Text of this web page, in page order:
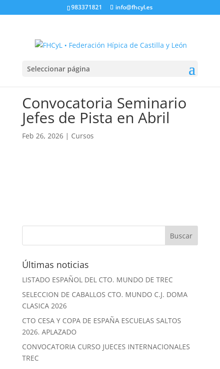
983371821 info@fhcyl.es
Seleccionar página
Convocatoria Seminario
Jefes de Pista en Abril
Feb 26, 2026| Cursos
Últimas noticias
LISTADO ESPAÑOL DEL CTO. MUNDO DE TREC
SELECCION DE CABALLOS CTO. MUNDO C.J. DOMA
CLASICA 2026
CTO CESA Y COPA DE ESPAÑA ESCUELAS SALTOS
2026. APLAZADO
CONVOCATORIA CURSO JUECES INTERNACIONALES
TREC